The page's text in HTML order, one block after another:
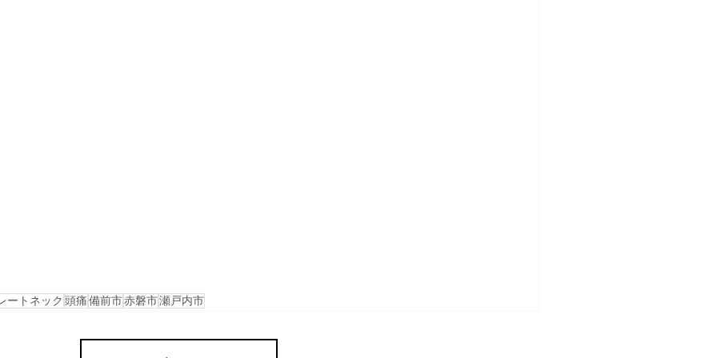
ートネック 頭痛備前市赤磐市瀬戸内市